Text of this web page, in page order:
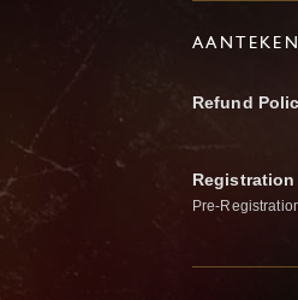
Refund
Pre-